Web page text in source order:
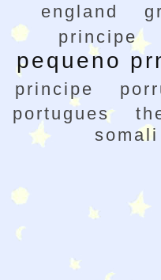
england
principe
pequeno
principe
portugues
somali